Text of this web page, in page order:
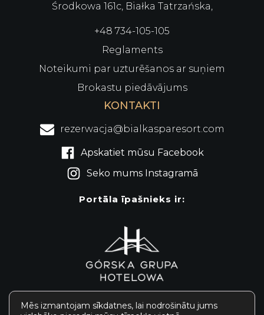
Środkowa 161c, Białka Tatrzańska,
+48 734-105-105
Reglaments
Noteikumi par uzturēšanos ar suņiem
Brokastu piedāvājums
KONTAKTI
rezerwacja@bialkasparesort.com
Apskatiet mūsu Facebook
Seko mums Instagramā
Portāla īpašnieks ir:
Mēs izmantojam sīkdatnes, lai nodrošinātu jums